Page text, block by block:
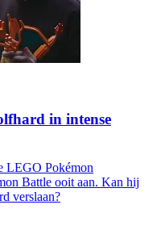
in intense
LEGO Pokémon
Battle ooit aan. Kan hij
verslaan?